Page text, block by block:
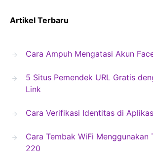
Artikel Terbaru
Cara Ampuh Mengatasi Akun
5 Situs Pemendek URL Gratis
Link
Cara Verifikasi Identitas di
Cara Tembak WiFi Menggunakan
220